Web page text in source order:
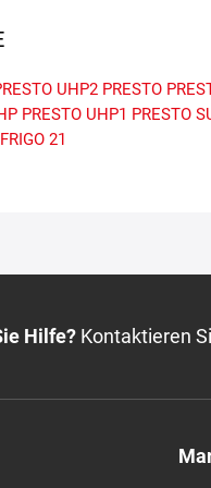
UHP2 PRESTO
PRESTO UHP1 PRESTO
FRIGO 21
Hilfe? Kontaktieren